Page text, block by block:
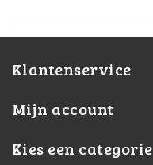
Klantenservice
Mijn account
Kies een categorie